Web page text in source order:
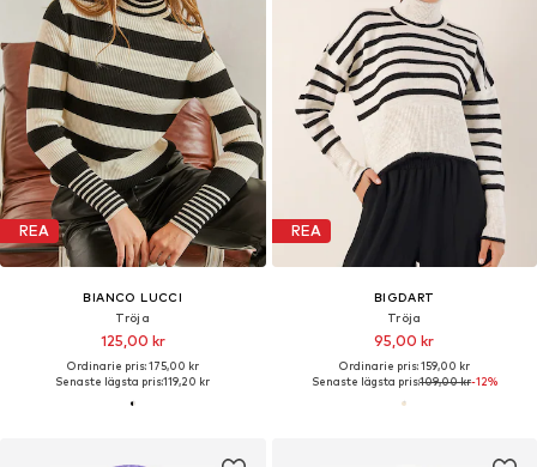
REA
BIANCO LUCCI
Tröja
125,00 kr
Ordinarie pris: 175,00 kr
Senaste lägsta pris:119,20 kr
REA
BIGDART
Tröja
95,00 kr
Ordinarie pris: 159,00 kr
Senaste lägsta pris:109,00 kr-12%